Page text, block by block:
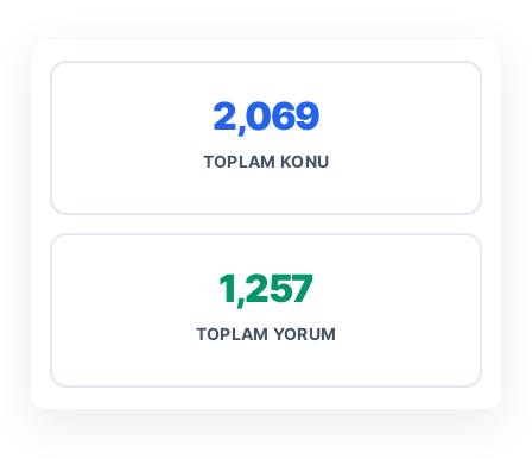
2,069
TOPLAM KONU
1,257
TOPLAM YORUM